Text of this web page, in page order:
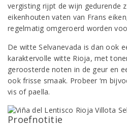
vergisting rijpt de wijn gedurende
eikenhouten vaten van Frans
regelmatig omgeroerd worden
De witte Selvanevada is dan ook
karaktervolle witte Rioja, met
geroosterde noten in de geur en
ook frisse smaak. Probeer ‘m
vis of paella.
Proefnotitie